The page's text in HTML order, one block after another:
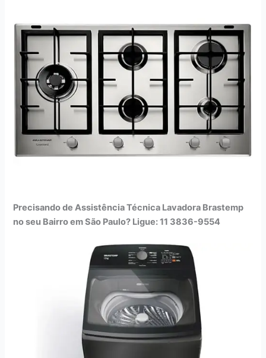
Precisando de Assistência Técnica Lavadora Brastemp
no seu Bairro em São Paulo? Ligue: 11 3836-9554